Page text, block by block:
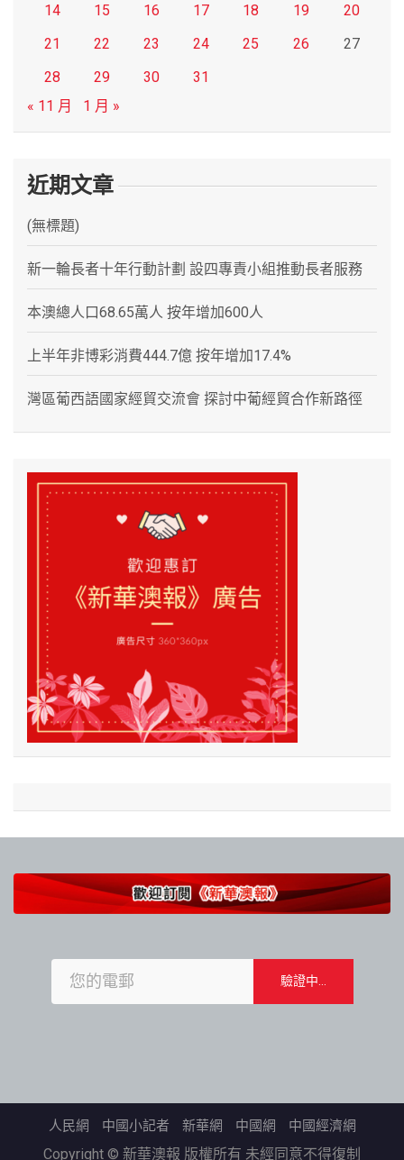
14
15 16 17 18 19
20
21
22 23 24 25 26
27
28
29 30
31
« 11 月
1 月 »
近期文章
(無標題)
新一輪長者十年行動計劃 設四專責小組推動長者服務
本澳總人口68.65萬人 按年增加600人
上半年非博彩消費444.7億 按年增加17.4%
灣區葡西語國家經貿交流會 探討中葡經貿合作新路徑
人民網 中國小記者 新華網 中國網 中國經濟網
Copyright © 新華澳報 版權所有 未經同意不得復制